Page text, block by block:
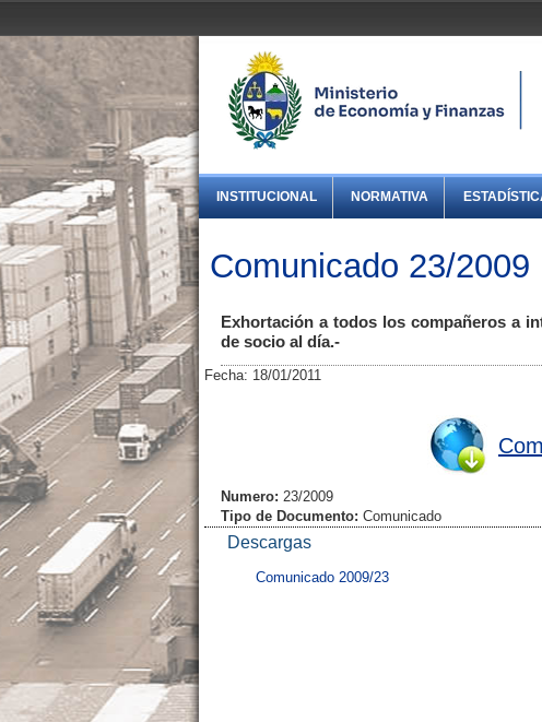
INSTITUCIONAL NORMATIVA
Comunicado 23/2009
Exhortación a todos los compañeros a
de socio al día.-
Fecha: 18/01/2011
Numero: 23/2009
Tipo de Documento: Comunicado
Descargas
Comunicado 2009/23